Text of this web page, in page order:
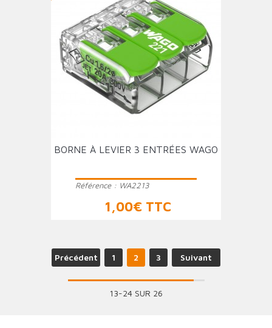
BORNE À LEVIER 3 ENTRÉES WAGO
Référence : WA2213
Prix
1,00€ TTC
Précédent 1 2 3 Suivant
13-24 SUR 26